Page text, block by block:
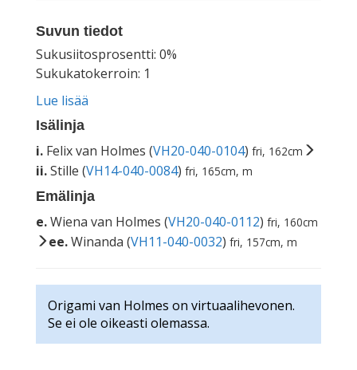
Suvun tiedot
Sukusiitosprosentti: 0%
Sukukatokerroin: 1
Lue lisää
Isälinja
i. Felix van Holmes (VH20-040-0104) fri, 162cm
ii.Stille (VH14-040-0084) fri, 165cm, m
Emälinja
e.Wiena van Holmes (VH20-040-0112) fri, 160cm
ee.Winanda (VH11-040-0032) fri, 157cm, m
Origami van Holmes on virtuaalihevonen.
Se ei ole oikeasti olemassa.